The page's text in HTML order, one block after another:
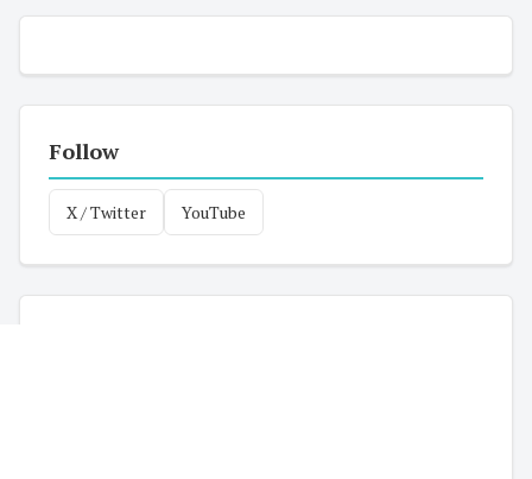
Follow
X / Twitter YouTube